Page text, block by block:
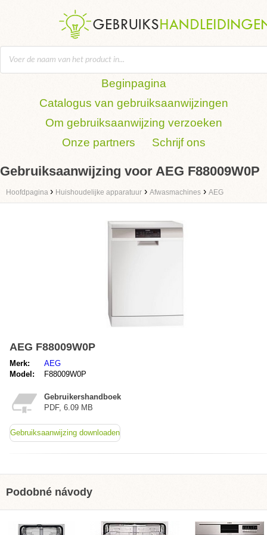
Beginpagina
Catalogus van gebruiksaanwijzingen
Om gebruiksaanwijzing verzoeken
Onze partners
Schrijf ons
Gebruiksaanwijzing voor AEG F88009W0P
Hoofdpagina › Huishoudelijke apparatuur › Afwasmachines › AEG
AEG F88009W0P
Merk:
AEG
Model:
F88009W0P
Gebruikershandboek
PDF, 6.09 MB
Gebruiksaanwijzing downloaden
Podobné návody